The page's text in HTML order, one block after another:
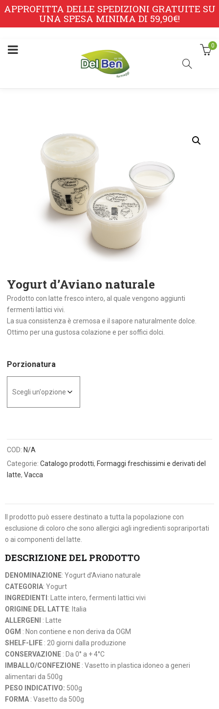
APPROFITTA DELLE SPEDIZIONI GRATUITE SU
UNA SPESA MINIMA DI 59,90€!
0
Yogurt d’Aviano naturale
Prodotto con latte fresco intero, al quale vengono aggiunti
fermenti lattici vivi.
La sua consistenza è cremosa e il sapore naturalmente dolce.
Ottimo per una gustosa colazione e per soffici dolci.
Porzionatura
COD: N/A
Categorie:Catalogo prodotti, Formaggi freschissimi e derivati del
latte,Vacca
Il prodotto può essere destinato a tutta la popolazione con
esclusione di coloro che sono allergici agli ingredienti soprariportati
o ai componenti del latte.
DESCRIZIONE DEL PRODOTTO
DENOMINAZIONE: Yogurt d’Aviano naturale
CATEGORIA: Yogurt
INGREDIENTI : Latte intero, fermenti lattici vivi
ORIGINE DEL LATTE: Italia
ALLERGENI
: Latte
OGM : Non contiene e non deriva da OGM
SHELF-LIFE : 20 giorni dalla produzione
CONSERVAZIONE : Da 0° a + 4°C
IMBALLO/CONFEZIONE : Vasetto in plastica idoneo a generi
alimentari da 500g
PESO INDICATIVO: 500g
FORMA : Vasetto da 500g